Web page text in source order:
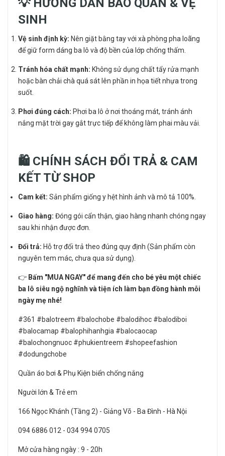
💡 HƯỚNG DẪN BẢO QUẢN & VỆ
SINH
Vệ sinh định kỳ: Nên giặt bằng tay với xà phòng pha loãng
để giữ form dáng ba lô và độ bền của lớp chống thấm.
Tránh hóa chất mạnh: Không sử dụng chất tẩy rửa mạnh
hoặc bàn chải chà quá sát lên phần in họa tiết nhựa trong
suốt.
Phơi đúng cách: Phơi ba lô ở nơi thoáng mát, tránh ánh
nắng mặt trời gay gắt trực tiếp để không làm phai màu vải.
🛍️ CHÍNH SÁCH ĐỔI TRẢ & CAM
KẾT TỪ SHOP
Cam kết: Sản phẩm giống y hệt hình ảnh và mô tả 100%.
Giao hàng: Đóng gói cẩn thận, giao hàng nhanh chóng ngay
sau khi nhận được đơn.
Đổi trả: Hỗ trợ đổi trả theo đúng quy định (Sản phẩm còn
nguyên tem mác, chưa qua sử dụng).
👉 Bấm "MUA NGAY" để mang đến cho bé yêu một chiếc
ba lô siêu ngộ nghĩnh và tiện ích làm bạn đồng hành mỗi
ngày mẹ nhé!
#361 #balotreem #balochobe #balodihoc #balodiboi
#balocamap #balophihanhgia #balocaocap
#balochongnuoc #phukientreem #shopeefashion
#dodungchobe
Quần áo bơi & Phụ Kiện biển chống nắng
Người lớn & Trẻ em
166 Ngọc Khánh (Tầng 2) - Giảng Võ - Ba Đình - Hà Nội
094 6886 012 - 034 994 0705
Mở cửa hàng ngày : 9 - 20h